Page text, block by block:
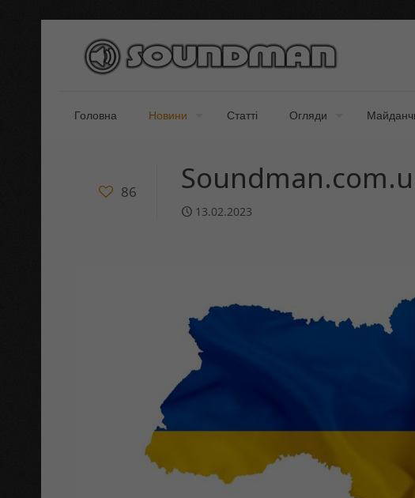
Головна Новини Статті Огляди
86
13.02.2023